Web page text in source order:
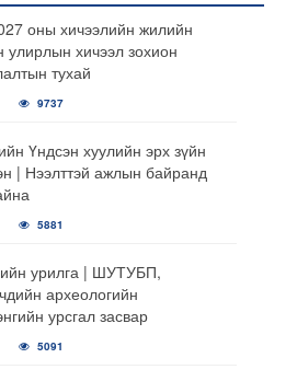
оны хичээлийн жилийн
хичээл зохион
тухай
9737
Үндсэн хуулийн эрх зүйн
| Нээлттэй ажлын байранд
5881
урилга | ШУТУБП,
археологийн
урсгал засвар
5091